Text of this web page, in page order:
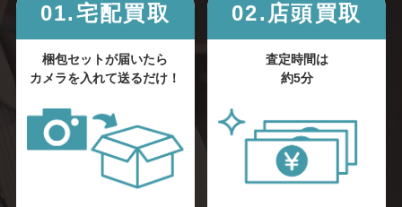
01.宅配買取
梱包セットが届いたら
カメラを入れて送るだけ！
02.店頭買取
査定時間は
約5分